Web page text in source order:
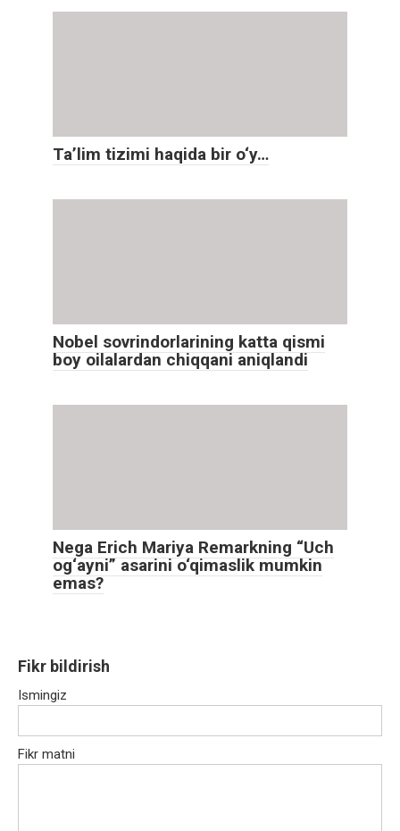
Ta’lim tizimi haqida bir o‘y…
Nobel sovrindorlarining katta qismi
boy oilalardan chiqqani aniqlandi
Nega Erich Mariya Remarkning “Uch
og‘ayni” asarini o‘qimaslik mumkin
emas?
Fikr bildirish
Ismingiz
Fikr matni